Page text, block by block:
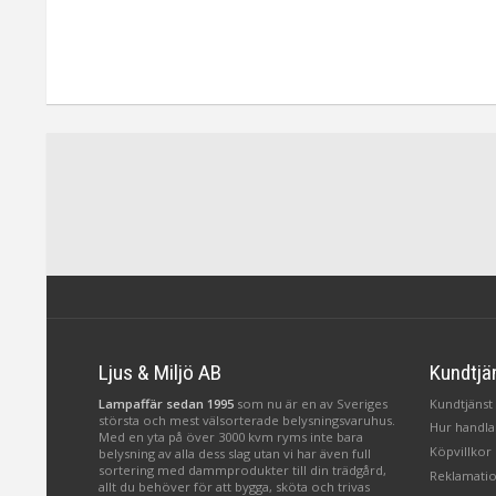
Ljus & Miljö AB
Lampaffär sedan 1995 som nu är en av Sveriges
största och mest välsorterade belysningsvaruhus.
Med en yta på över 3000 kvm ryms inte bara
belysning av alla dess slag utan vi har även full
sortering med dammprodukter till din trädgård,
allt du behöver för att bygga, sköta och trivas
Hur
Köpvillkor